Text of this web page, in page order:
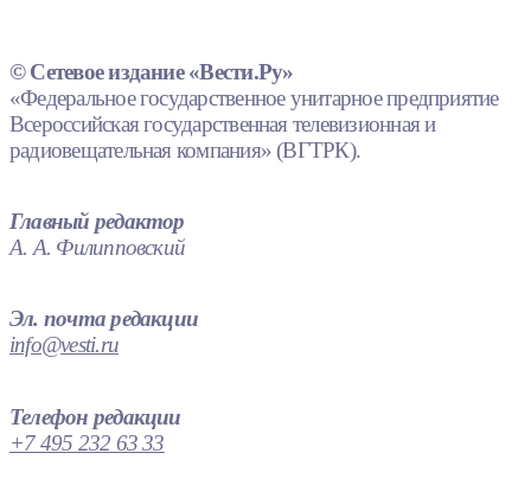
© Сетевое издание «Вести.Ру»
«Федеральное государственное унитарное предприятие
Всероссийская государственная телевизионная и
радиовещательная компания» (ВГТРК).
Главный редактор
А. А. Филипповский
Эл. почта редакции
info@vesti.ru
Телефон редакции
+7 495 232 63 33